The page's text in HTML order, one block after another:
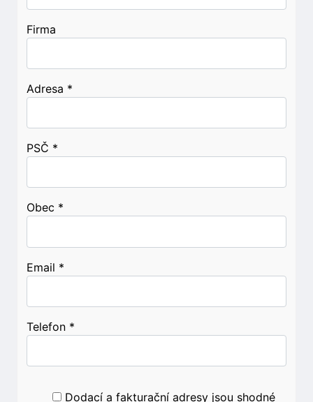
Firma
Adresa *
PSČ *
Obec *
Email *
Telefon *
Dodací a fakturační adresy jsou shodné